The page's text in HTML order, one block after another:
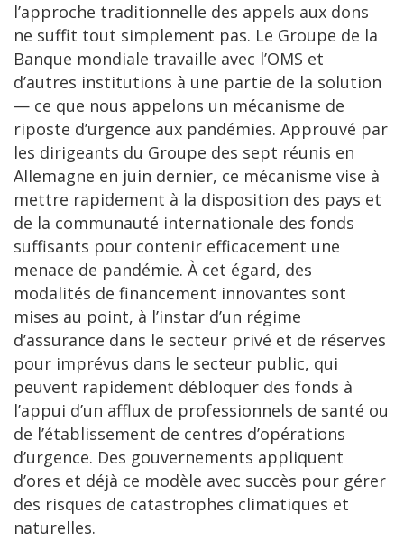
l’approche traditionnelle des appels aux dons
ne suffit tout simplement pas. Le Groupe de la
Banque mondiale travaille avec l’OMS et
d’autres institutions à une partie de la solution
— ce que nous appelons un mécanisme de
riposte d’urgence aux pandémies. Approuvé par
les dirigeants du Groupe des sept réunis en
Allemagne en juin dernier, ce mécanisme vise à
mettre rapidement à la disposition des pays et
de la communauté internationale des fonds
suffisants pour contenir efficacement une
menace de pandémie. À cet égard, des
modalités de financement innovantes sont
mises au point, à l’instar d’un régime
d’assurance dans le secteur privé et de réserves
pour imprévus dans le secteur public, qui
peuvent rapidement débloquer des fonds à
l’appui d’un afflux de professionnels de santé ou
de l’établissement de centres d’opérations
d’urgence. Des gouvernements appliquent
d’ores et déjà ce modèle avec succès pour gérer
des risques de catastrophes climatiques et
naturelles.